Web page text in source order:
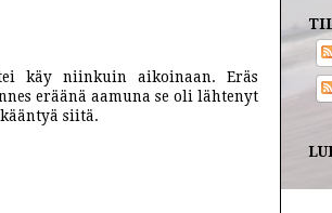
käy niinkuin aikoinaan. Eräs
eräänä aamuna se oli lähtenyt
siitä.